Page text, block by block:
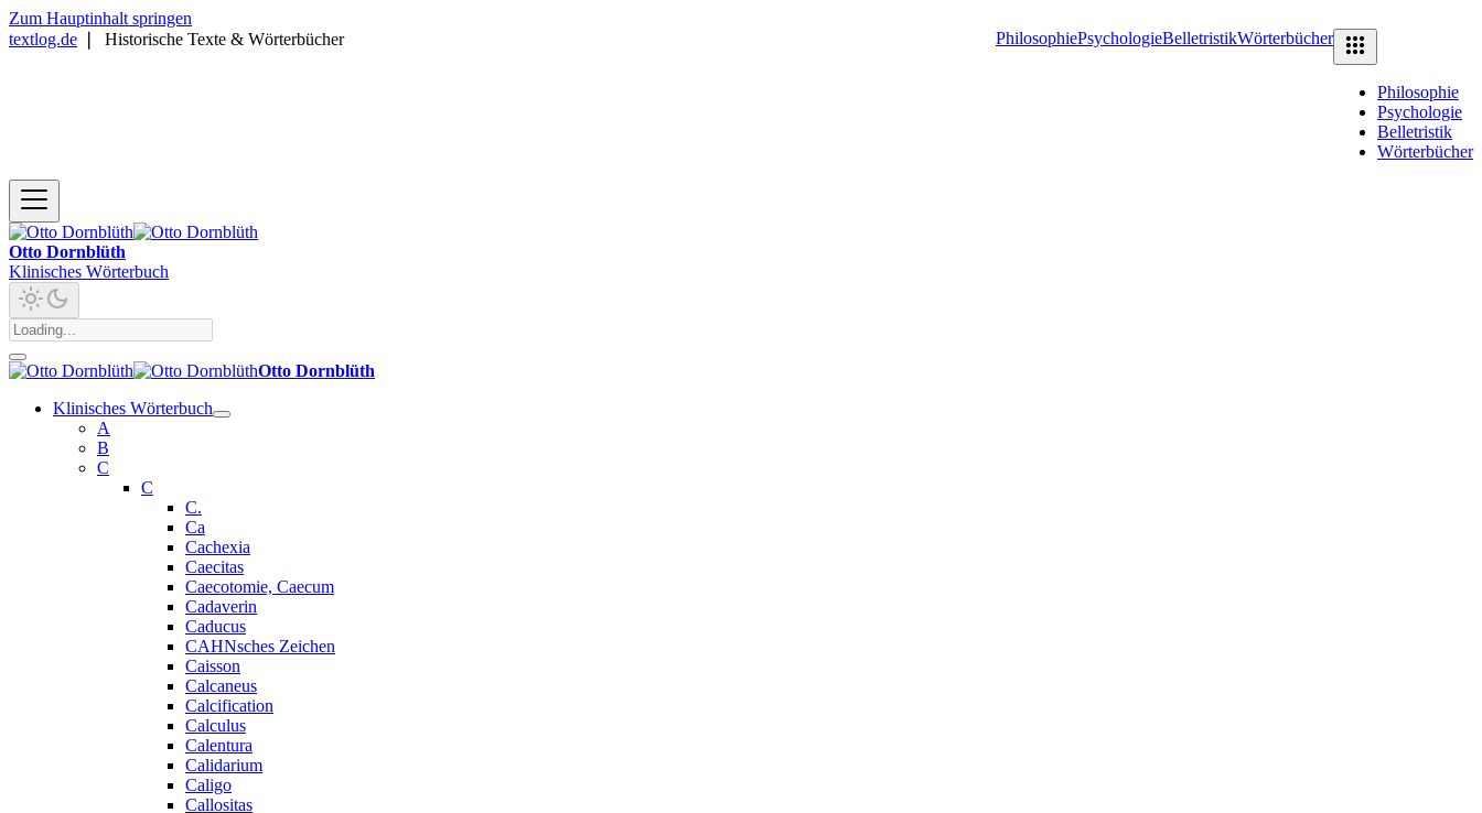
Zum Hauptinhalt springen
textlog.de
Historische Texte & Wörterbücher PhilosophiePsychologieBelletristikWörterbücher
Philosophie
Psychologie
Belletristik
Wörterbücher
Otto Dornblüth
Klinisches Wörterbuch
Otto Dornblüth
Klinisches Wörterbuch
A
B
C
C
C.
Ca
Cachexia
Caecitas
Caecotomie, Caecum
Cadaverin
Caducus
CAHNsches Zeichen
Caisson
Calcaneus
Calcification
Calculus
Calentura
Calidarium
Caligo
Callositas